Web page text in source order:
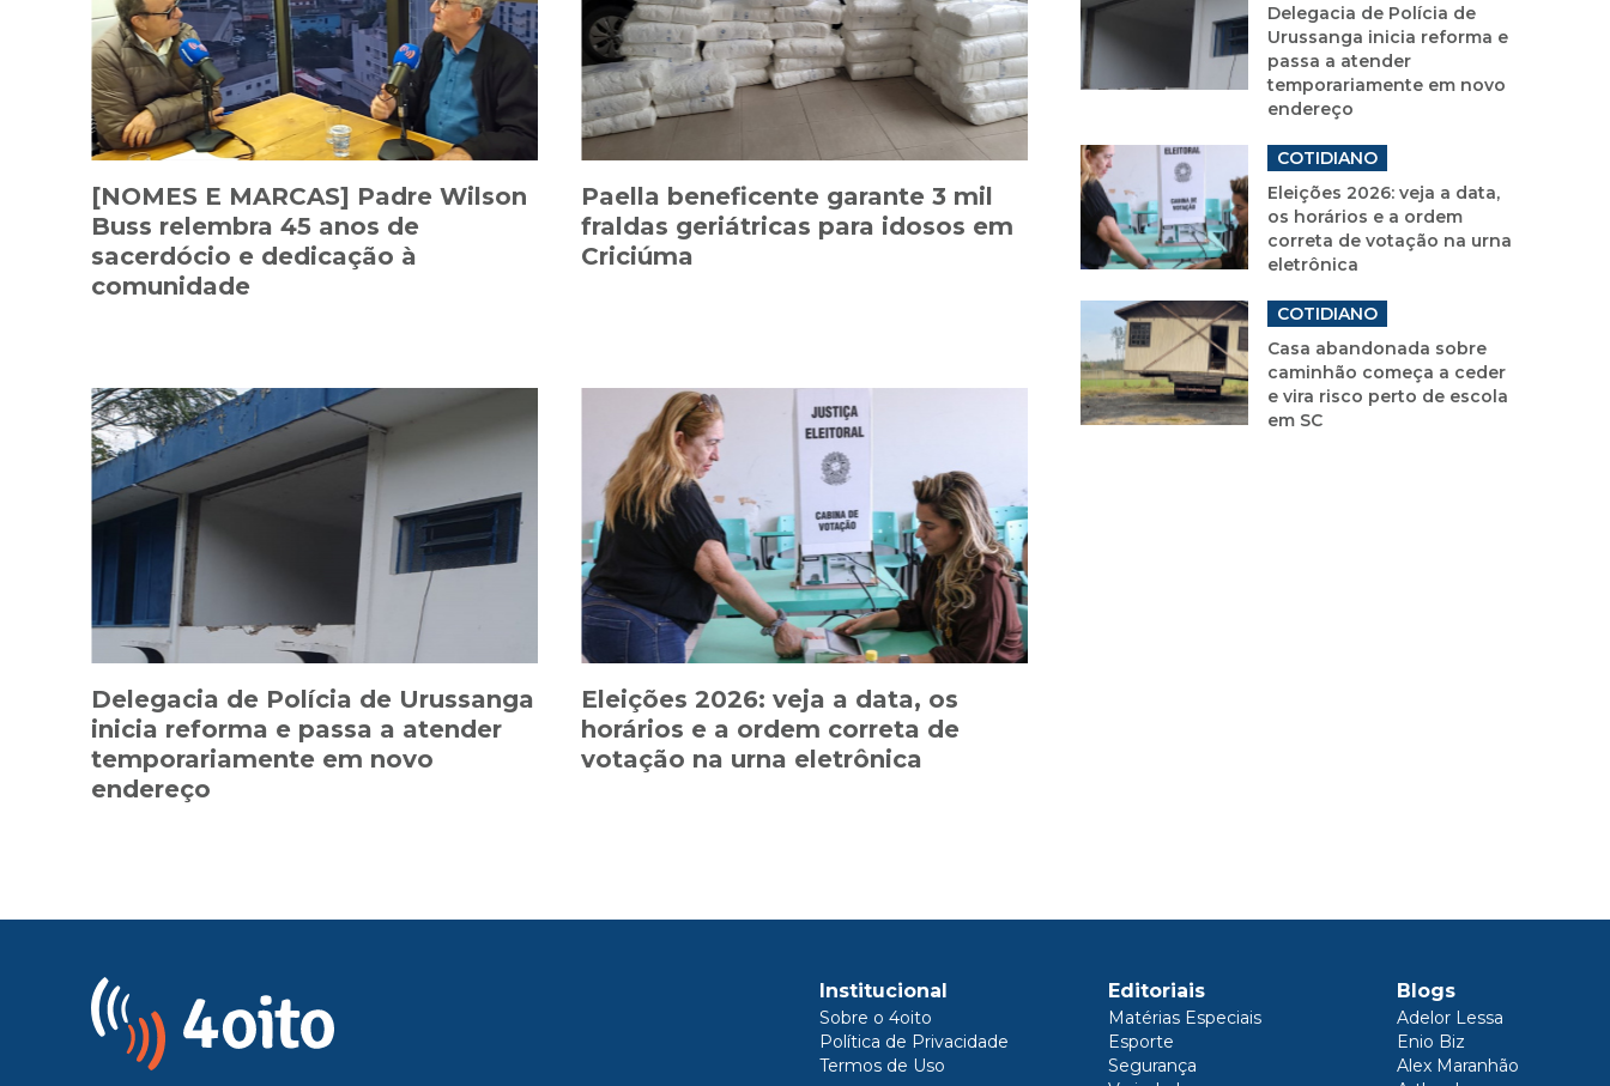
[NOMES E MARCAS] Padre Wilson
Buss relembra 45 anos de
sacerdócio e dedicação à
comunidade
Paella beneficente garante 3 mil
fraldas geriátricas para idosos em
Criciúma
Delegacia de Polícia de Urussanga
inicia reforma e passa a atender
temporariamente em novo
endereço
Eleições 2026: veja a data, os
horários e a ordem correta de
votação na urna eletrônica
Delegacia de Polícia de
Urussanga inicia reforma e
passa a atender
temporariamente em novo
endereço
COTIDIANO
Eleições 2026: veja a data,
os horários e a ordem
correta de votação na urna
eletrônica
COTIDIANO
Casa abandonada sobre
caminhão começa a ceder
e vira risco perto de escola
em SC
Institucional
Sobre o 4oito
Política de Privacidade
Termos de Uso
Editoriais
Matérias Especiais
Esporte
Segurança
Blogs
Adelor Lessa
Enio Biz
Alex Maranhão